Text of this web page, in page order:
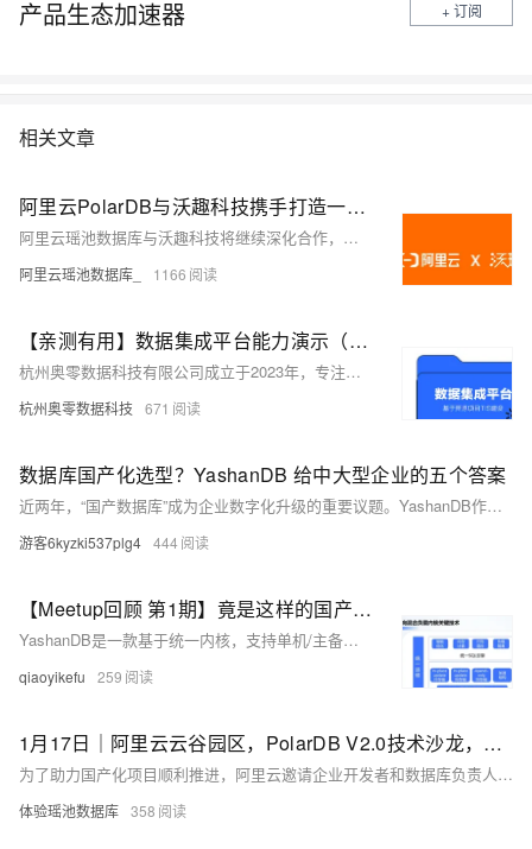
产品生态加速器 + 订阅
相关文章
阿里云PolarDB与沃趣科技携手打造一体化数据库解决方案，助推国产数据库生态发展
阿里云瑶池数据库与沃趣科技将继续深化合作，共同推动国产数据库技术的持续创新与广泛应用，为行业生态的繁荣注入更强劲的技术动力。
阿里云瑶池数据库_ 1166
【亲测有用】数据集成平台能力演示（支持国产数据库DaMeng与KingBase）
杭州奥零数据科技有限公司成立于2023年，专注于数据中台业务，维护开源项目AllData并提供商业版解决方案。AllData提供数据集成、存储、开发、治理及BI展示等一站式服务，支持AI大模型应用，助力企业高效利用数据价值。
杭州奥零数据科技 671
数据库国产化选型？YashanDB 给中大型企业的五个答案
近两年，“国产数据库”成为企业数字化升级的重要议题。YashanDB作为新一代国产关系型数据库，以完整产品矩阵解决企业核心关切：通过图形化工具提升开发效率；提供自动化迁移平台简化数据库切换；云管理工具减轻运维负担；支持复杂业务场景；拥有成熟团队保障企业级服务。YashanDB不仅是“可替代”，更是“更可靠”的选择，助力企业实现高效、可控的数据库升级。
游客6kyzki537plg4 444
【Meetup回顾 第1期】竟是这样的国产数据库，YashanDB技术内幕曝光
YashanDB是一款基于统一内核，支持单机/主备、共享集群、分布式等多种部署方式，覆盖OLTP/HTAP/OLAP交易和分析混合负载场景的新型数据库系统;YashanDB同时提供开发平台、运维平台和迁移平台3大工具平台以满足数据全生命周期管理。
qiaoyikefu 259
1月17日｜阿里云云谷园区，PolarDB V2.0技术沙龙，畅聊国产数据库
为了助力国产化项目顺利推进，阿里云邀请企业开发者和数据库负责人到云谷园区，与PolarDB V2.0技术专家面对面交流。扫描海报二维码报名，我们将根据信息为您申请入园。欢迎参与，共同探讨PolarDB的最新技术和应用！
体验瑶池数据库 358